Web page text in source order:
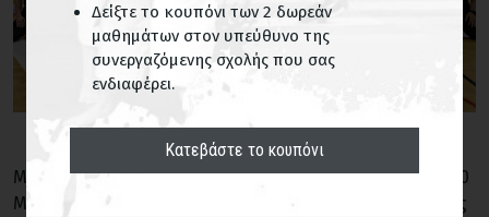
Με ιδιαίτερη επιτυχία πραγματοποιήθηκε την Κυριακή 10
Μαΐου το 9ο Παγκόσμιο Φεστιβάλ Πολεμικών Τεχνών της
Δείξτε το κουπόνι των 2 δωρεάν
μαθημάτων στον υπεύθυνο της
συνεργαζόμενης σχολής που σας
ενδιαφέρει.
Κατεβάστε το κουπόνι